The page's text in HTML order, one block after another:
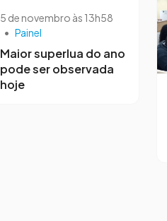
5 de novembro às 13h58
• Painel
Maior superlua do ano
pode ser observada
hoje